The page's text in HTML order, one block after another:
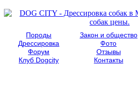
Породы Закон и общество
Дрессировка
Фото
Форум
Отзывы
Клуб Dogcity
Контакты